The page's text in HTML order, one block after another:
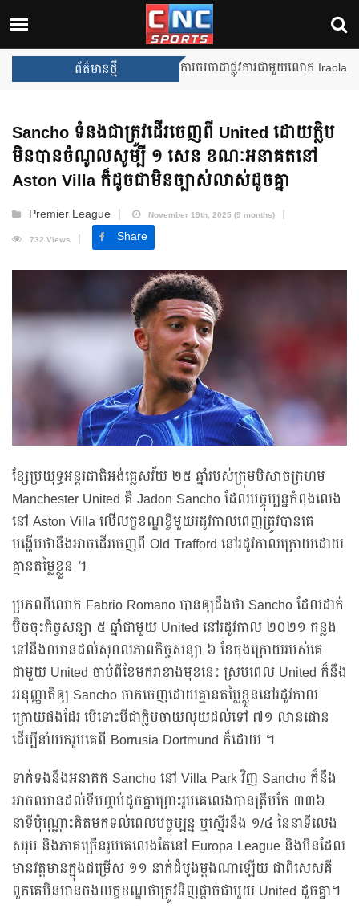
ព័ត៌មានថ្មី Unai Emery សន្យាថានឹងឈ្នះពាន
Sancho ទំនងជាត្រូវដើរចេញពី United ដោយក្លិប
មិនបានចំណូលសូម្បី​ ១ សេន ខណៈអនាគតនៅ
Aston Villa ក៏ដូចជាមិនច្បាស់លាស់ដូចគ្នា
Premier League
November 19th, 2025 (9 months)
732 Views
Share
ខ្សែប្រយុទ្ធអន្តរជាតិអង់គ្លេសវ័យ ២៥ ឆ្នាំរបស់ក្រុមបិសាចក្រហម
Manchester United គឺ Jadon Sancho ដែលបច្ចុប្បន្នកំពុងលេង
នៅ Aston Villa លើលក្ខខណ្ឌខ្ចីមួយរដូវកាលពេញត្រូវបានគេ
បង្ហើបថានឹងអាចដើរចេញពី Old Trafford នៅរដូវកាលក្រោយដោយ
គ្មានតម្លៃខ្លួន ។
ប្រភពពីលោក Fabrio Romano បានឲ្យដឹងថា Sancho ដែលដាក់
ប៊ិចចុះកិច្ចសន្យា ៥ ឆ្នាំជាមួយ United នៅរដូវកាល ២០២១ កន្លង
ទៅនឹងឈានដល់សុពលភាពកិច្ចសន្យា ៦ ខែចុងក្រោយរបស់គេ
ជាមួយ United ចាប់ពីខែមករាខាងមុខនេះ ស្របពេល United ក៏នឹង
អនុញ្ញាតិឲ្យ Sancho ចាកចេញដោយគ្មានតម្លៃខ្លួននៅរដូវកាល
ក្រោយផងដែរ បើទោះបីជាក្លិបចាយលុយដល់ទៅ​ ៧១ លានផោន
ដើម្បីនាំយករូបគេពី Borrusia Dortmund ក៏ដោយ ។
ទាក់ទងនឹងអនាគត Sancho នៅ Villa Park វិញ Sancho ក៏នឹង
អាចឈានដល់ទីបញ្ចប់ដូចគ្នាព្រោះរូបគេលេងបានត្រឹមតែ ៣៣៦
នាទីប៉ុណ្ណោះគិតមកទល់ពេលបច្ចុប្បន្ន ឬស្មើរនឹង ១/៤ នៃនាទីលេង
សរុប និងភាគច្រើនរូបគេលេងតែនៅ Europa League និងមិនដែល
មានវត្តមានក្នុងជម្រើស ១១ នាក់ដំបូងម្ដងណាឡើយ ជាពិសេសគឺ
ពួកគេមិនមានចងលក្ខខណ្ឌថាត្រូវទិញផ្ដាច់ជាមួយ United ដូចគ្នា។